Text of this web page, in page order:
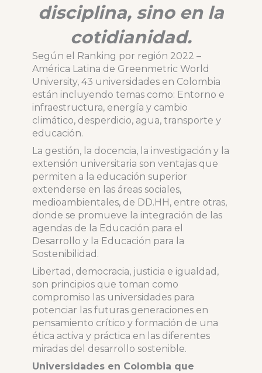
disciplina, sino en la
cotidianidad.
Según el Ranking por región 2022 –
América Latina de Greenmetric World
University, 43 universidades en Colombia
están incluyendo temas como: Entorno e
infraestructura, energía y cambio
climático, desperdicio, agua, transporte y
educación.
La gestión, la docencia, la investigación y la
extensión universitaria son ventajas que
permiten a la educación superior
extenderse en las áreas sociales,
medioambientales, de DD.HH, entre otras,
donde se promueve la integración de las
agendas de la Educación para el
Desarrollo y la Educación para la
Sostenibilidad.
Libertad, democracia, justicia e igualdad,
son principios que toman como
compromiso las universidades para
potenciar las futuras generaciones en
pensamiento crítico y formación de una
ética activa y práctica en las diferentes
miradas del desarrollo sostenible.
Universidades en Colombia que